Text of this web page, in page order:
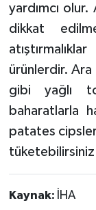
yardımcı
dikkat
ürünlerdir. Ara
gibi yağlı
baharatlarla
patates
Kaynak: İHA